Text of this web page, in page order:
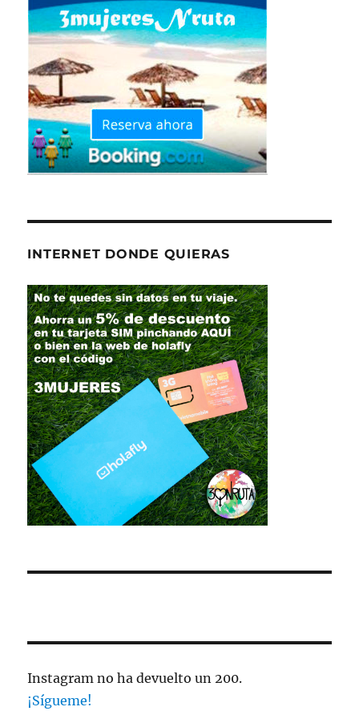
INTERNET DONDE QUIERAS
Instagram no ha devuelto un 200.
¡Sígueme!